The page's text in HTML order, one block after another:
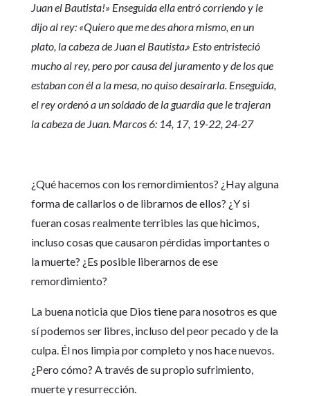
Juan el Bautista!» Enseguida ella entró corriendo y le
dijo al rey: «Quiero que me des ahora mismo, en un
plato, la cabeza de Juan el Bautista.» Esto entristeció
mucho al rey, pero por causa del juramento y de los que
estaban con él a la mesa, no quiso desairarla. Enseguida,
el rey ordenó a un soldado de la guardia que le trajeran
la cabeza de Juan. Marcos 6: 14, 17, 19-22, 24-27
¿Qué hacemos con los remordimientos? ¿Hay alguna
forma de callarlos o de librarnos de ellos? ¿Y si
fueran cosas realmente terribles las que hicimos,
incluso cosas que causaron pérdidas importantes o
la muerte? ¿Es posible liberarnos de ese
remordimiento?
La buena noticia que Dios tiene para nosotros es que
sí podemos ser libres, incluso del peor pecado y de la
culpa. Él nos limpia por completo y nos hace nuevos.
¿Pero cómo? A través de su propio sufrimiento,
muerte y resurrección.